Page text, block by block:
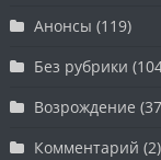
Анонсы (119)
Без рубрики
Возрождение
Комментарий (2)